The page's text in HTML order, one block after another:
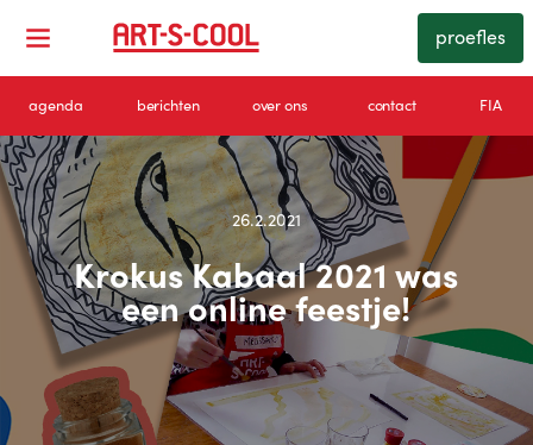
proefles
agenda berichten over ons contact FIA
26.2.2021
Krokus Kabaal 2021 was
een online feestje!